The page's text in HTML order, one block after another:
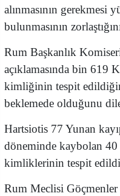
alınmasının gerekmesi
bulunmasının
Rum Başkanlık
açıklamasında bin 619
kimliğinin tespit
beklemede olduğunu
Hartsiotis 77 Yunan
döneminde kaybolan 40
kimliklerinin tespit
Rum Meclisi